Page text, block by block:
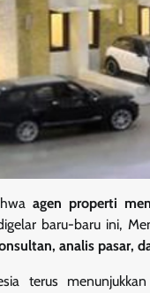
agen properti
baru-baru ini,
analis pasar,
terus